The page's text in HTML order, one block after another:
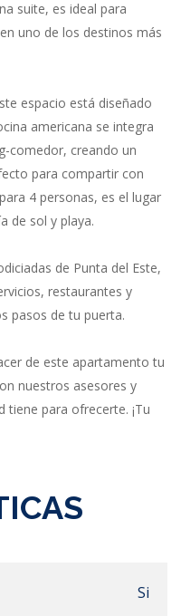
suite, es ideal para
uno de los destinos más
espacio está diseñado
americana se integra
comedor, creando un
para compartir con
4 personas, es el lugar
de sol y playa.
de Punta del Este,
restaurantes y
pasos de tu puerta.
de este apartamento tu
nuestros asesores y
para ofrecerte. ¡Tu
Si